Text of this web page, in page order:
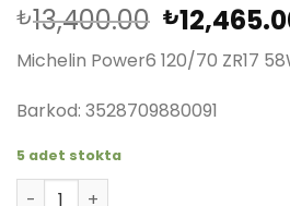
₺13,400.00 Orijinal
fiyat:
₺
Michelin Power6 120/70 ZR17
Barkod: 3528709880091
5 adet stokta
120/70 ZR17 58W Michelin Power